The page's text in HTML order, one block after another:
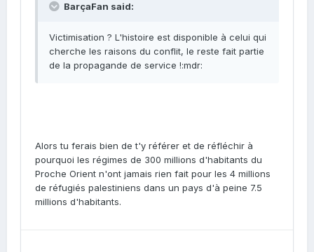
BarçaFan said:
Victimisation ? L'histoire est disponible à celui qui
cherche les raisons du conflit, le reste fait partie
de la propagande de service !:mdr:
Alors tu ferais bien de t'y référer et de réfléchir à
pourquoi les régimes de 300 millions d'habitants du
Proche Orient n'ont jamais rien fait pour les 4 millions
de réfugiés palestiniens dans un pays d'à peine 7.5
millions d'habitants.